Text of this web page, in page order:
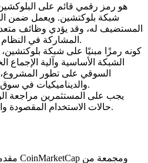
العقود الآجلة باستخدام USDC كضمان
شبكة بلوكتشين. ويعمل ضمن
المستضيف له، وقد يؤدي وظائف
المشاركة في النظام البيئي وفقًا لتصميم المشروع.
كونه رمزًا مبنيًا على شبكة
الشبكة الأساسية وآلية الإجماع
السوقي على تطور المشروع،
والديناميكيات في سوق العملات المشفرة بشكل عام.
يجب على المستثمرين مراجعة
حالات الاستخدام المقصودة واقتصاديات الرمز بشكل أفضل.